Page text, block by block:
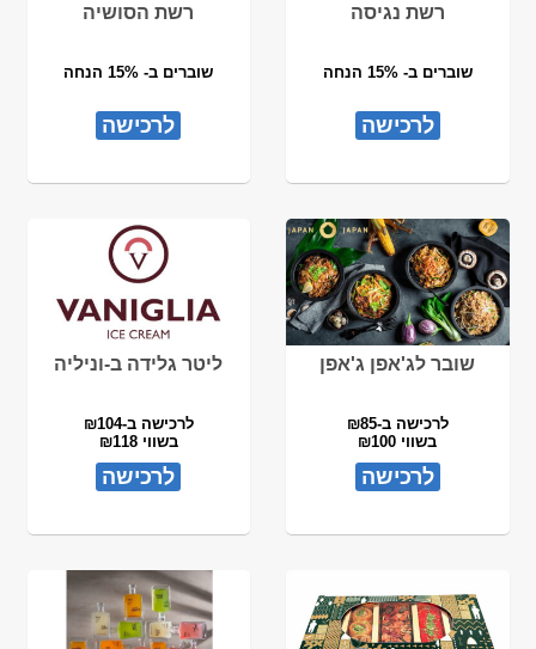
רשת נגיסה
שוברים ב- 15% הנחה
לרכישה
רשת הסושיה
שוברים ב- 15% הנחה
לרכישה
שובר לג'אפן ג'אפן
לרכישה ב-₪85
בשווי ₪100
לרכישה
ליטר גלידה ב-וניליה
לרכישה ב-₪104
בשווי ₪118
לרכישה